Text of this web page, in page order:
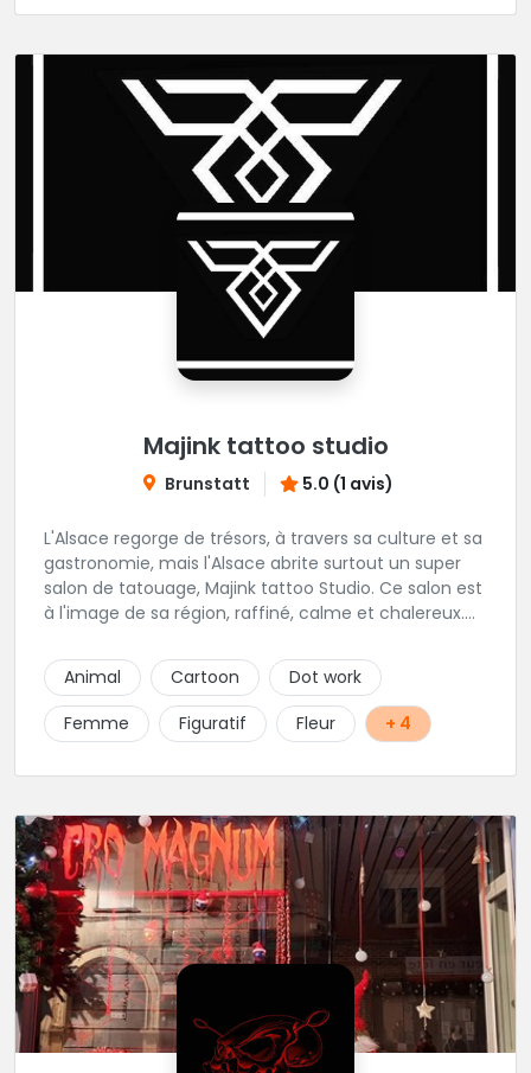
Majink tattoo studio
Brunstatt 5.0 (1 avis)
L'Alsace regorge de trésors, à travers sa culture et sa
gastronomie, mais l'Alsace abrite surtout un super
salon de tatouage, Majink tattoo Studio. Ce salon est
à l'image de sa région, raffiné, calme et chalereux.
découvrir son super shop !
Animal Cartoon
Dot work
Femme
Figuratif Fleur + 4